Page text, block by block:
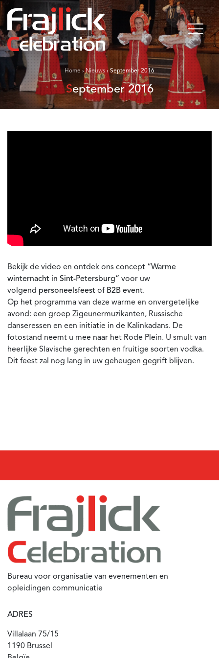
Home›Nieuws › September 2016
September 2016
Bekijk de video en ontdek ons concept “Warme
winternacht in Sint-Petersburg” voor uw
volgend personeelsfeest of B2B event.
Op het programma van deze warme en onvergetelijke
avond: een groep Zigeunermuzikanten, Russische
danseressen en een initiatie in de Kalinkadans. De
fotostand neemt u mee naar het Rode Plein. U smult van
heerlijke Slavische gerechten en fruitige soorten vodka.
Dit feest zal nog lang in uw geheugen gegrift blijven.
Bureau voor organisatie van evenementen en
opleidingen communicatie
ADRES
Villalaan 75/15
1190 Brussel